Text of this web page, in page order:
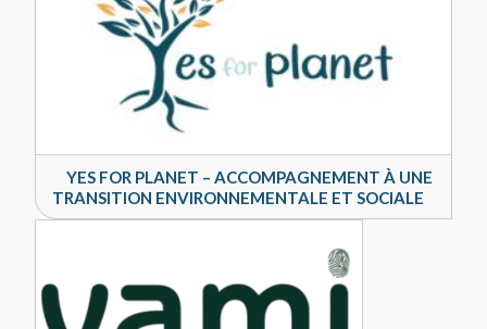
YES FOR PLANET – ACCOMPAGNEMENT À UNE
TRANSITION ENVIRONNEMENTALE ET SOCIALE